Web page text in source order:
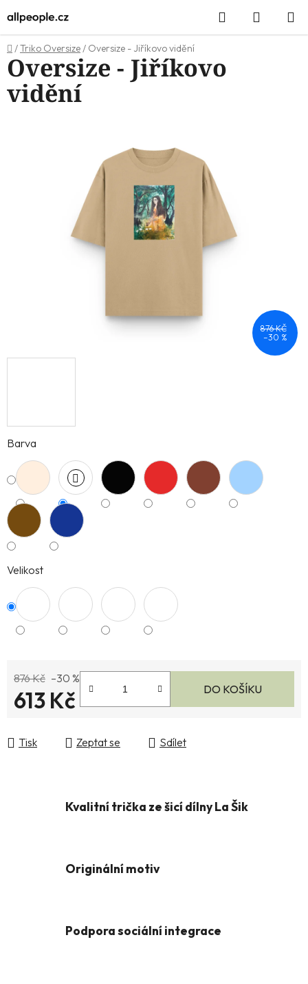
na
obsah
Hledat
KOŠÍK
Domů
/Triko Oversize/ Oversize - Jiříkovo vidění
Barva
Velikost
876 Kč –30 %
613 Kč DO KOŠÍKU
Tisk Zeptat se Sdílet
Oversize - Jiříkovo
vidění
876 KČ
–30 %
Kvalitní trička ze šicí dílny La Šik
Originální motiv
Podpora sociální integrace